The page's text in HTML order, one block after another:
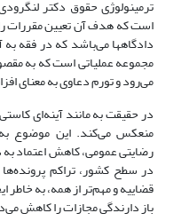
ترمینولوژی حقوق دکتر
است که هدف آن تعیین مقررات
دادگاهها می‌باشد که در فقه
مجموعه عملیاتی است که به
می‌رود و تورم دعاوی به معنای
در حقیقت به مانند آینه‌ای
منعکس می‌کند. این موضوع
رضایتی عمومی، کاهش اعتماد
در سطح کشور، تراکم
قضاییه و مهم‌تر از همه، به خاطر
باز دارندگی مجازات را کاهش